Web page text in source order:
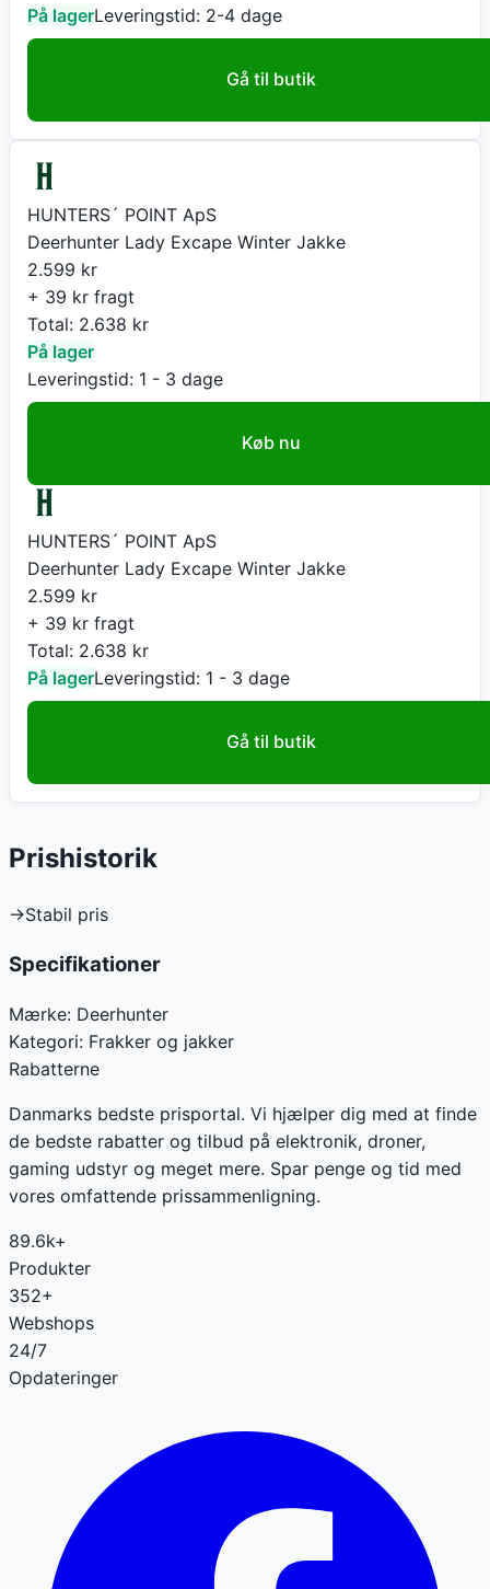
På lagerLeveringstid: 2-4 dage
Gå til butik
HUNTERS´ POINT ApS
Deerhunter Lady Excape Winter Jakke
2.599 kr
+ 39 kr fragt
Total: 2.638 kr
På lager
Leveringstid: 1 - 3 dage
Køb nu
HUNTERS´ POINT ApS
Deerhunter Lady Excape Winter Jakke
2.599 kr
+ 39 kr fragt
Total: 2.638 kr
På lagerLeveringstid: 1 - 3 dage
Gå til butik
Prishistorik
→Stabil pris
Specifikationer
Mærke: Deerhunter
Kategori: Frakker og jakker
Rabatterne
Danmarks bedste prisportal. Vi hjælper dig med at finde
de bedste rabatter og tilbud på elektronik, droner,
gaming udstyr og meget mere. Spar penge og tid med
vores omfattende prissammenligning.
89.6k+
Produkter
352+
Webshops
24/7
Opdateringer